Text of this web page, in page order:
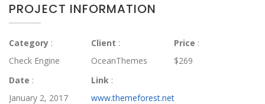
PROJECT INFORMATION
Category :
Check Engine
Client :
OceanThemes
Price :
$269
Date :
January 2, 2017
Link :
www.themeforest.net